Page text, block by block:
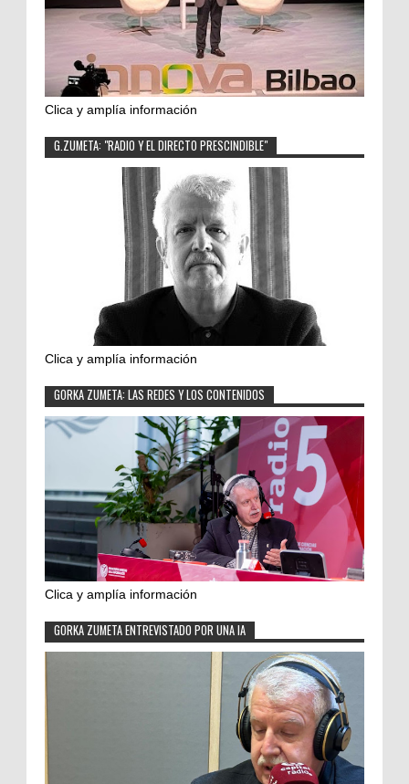
Clica y amplía información
G.ZUMETA: "RADIO Y EL DIRECTO PRESCINDIBLE"
Clica y amplía información
GORKA ZUMETA: LAS REDES Y LOS CONTENIDOS
Clica y amplía información
GORKA ZUMETA ENTREVISTADO POR UNA IA